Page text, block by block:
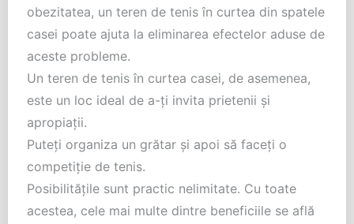
obezitatea, un teren de tenis în curtea din spatele
casei poate ajuta la eliminarea efectelor aduse de
aceste probleme.
Un teren de tenis în curtea casei, de asemenea,
este un loc ideal de a-ţi invita prietenii şi
apropiaţii.
Puteţi organiza un grătar şi apoi să faceţi o
competiţie de tenis.
Posibilităţile sunt practic nelimitate. Cu toate
acestea, cele mai multe dintre beneficiile se află